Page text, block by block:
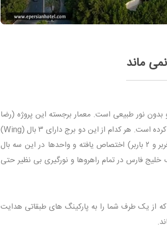
ماند
نور طبیعی است. معمار برجسته این پروژه (رضا
مفاخر) برای حل این مشکل از یک ترفند هندسی هوشمندانه استفاده کرده است. هر کدام از این دو برج دارای ۳ بال (Wing)
مجزا هستند. هسته مرکزی به باکس پله و ۱۰ لاین آسانسور (۸ مسافربر و ۲ باربر) اختصاص یافته و واحدها در این سه بال
فارس در تمام راهروها و نورگیری بی نظیر حتی
از یک طرف شما را به پارکینگ های طبقاتی هدایت